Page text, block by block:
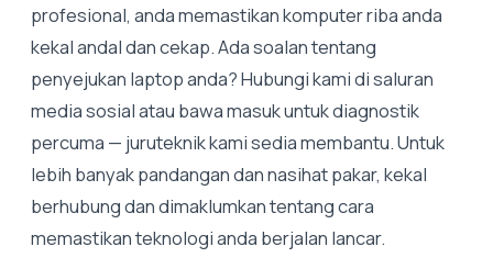
profesional, anda memastikan komputer riba anda
kekal andal dan cekap. Ada soalan tentang
penyejukan laptop anda? Hubungi kami di saluran
media sosial atau bawa masuk untuk diagnostik
percuma — juruteknik kami sedia membantu. Untuk
lebih banyak pandangan dan nasihat pakar, kekal
berhubung dan dimaklumkan tentang cara
memastikan teknologi anda berjalan lancar.